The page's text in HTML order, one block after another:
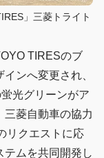
」三菱トライト
TIRESのブ
ンへ変更され、
光グリーンがア
三菱自動車の協力
リクエストに応
テムを共同開発し